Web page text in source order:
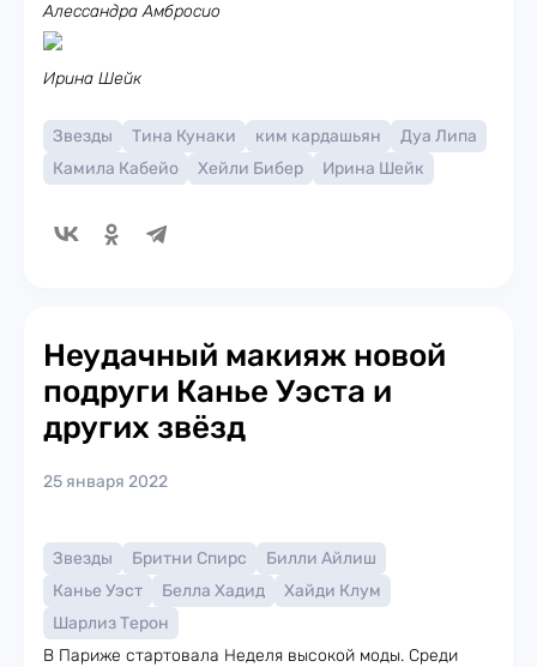
Алессандра Амбросио
Ирина Шейк
Звезды Тина Кунаки ким кардашьян
Дуа Липа
Камила Кабейо
Хейли Бибер Ирина Шейк
Неудачный макияж новой
подруги Канье Уэста и
других звёзд
25 января 2022
Звезды Бритни Спирс
Билли Айлиш
Канье Уэст
Белла Хадид
Хайди Клум
Шарлиз Терон
В Париже стартовала Неделя высокой моды. Среди